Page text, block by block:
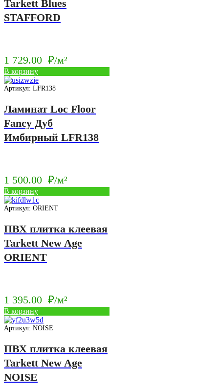
Tarkett Blues
STAFFORD
1 729.00 ₽/м²
В корзину
Артикул: LFR138
Ламинат Loc Floor
Fancy Дуб
Имбирный LFR138
1 500.00 ₽/м²
В корзину
Артикул: ORIENT
ПВХ плитка клеевая
Tarkett New Age
ORIENT
1 395.00 ₽/м²
В корзину
Артикул: NOISE
ПВХ плитка клеевая
Tarkett New Age
NOISE